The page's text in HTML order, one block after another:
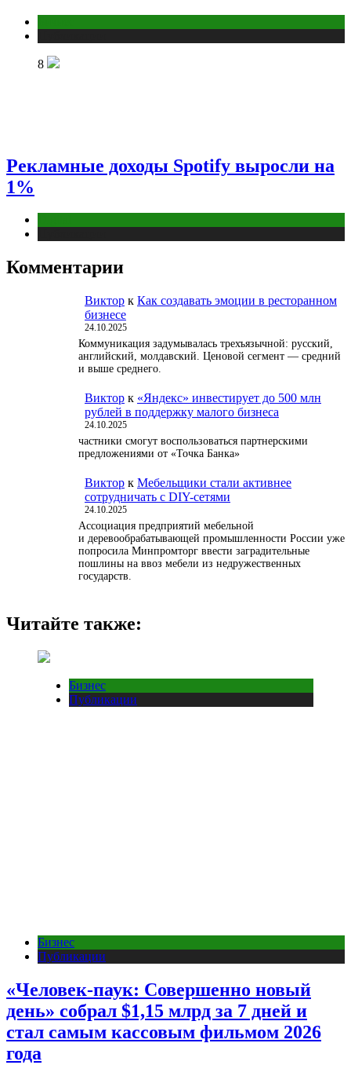
8
Рекламные доходы Spotify выросли на
1%
Комментарии
Виктор к Как создавать эмоции в ресторанном
бизнесе
24.10.2025
Коммуникация задумывалась трехъязычной: русский,
английский, молдавский. Ценовой сегмент — средний
и выше среднего.
Виктор к «Яндекс» инвестирует до 500 млн
рублей в поддержку малого бизнеса
24.10.2025
частники смогут воспользоваться партнерскими
предложениями от «Точка Банка»
Виктор к Мебельщики стали активнее
сотрудничать с DIY-сетями
24.10.2025
Ассоциация предприятий мебельной
и деревообрабатывающей промышленности России уже
попросила Минпромторг ввести заградительные
пошлины на ввоз мебели из недружественных
государств.
Читайте также:
Бизнес
Публикации
Бизнес
Публикации
«Человек-паук: Совершенно новый
день» собрал $1,15 млрд за 7 дней и
стал самым кассовым фильмом 2026
года